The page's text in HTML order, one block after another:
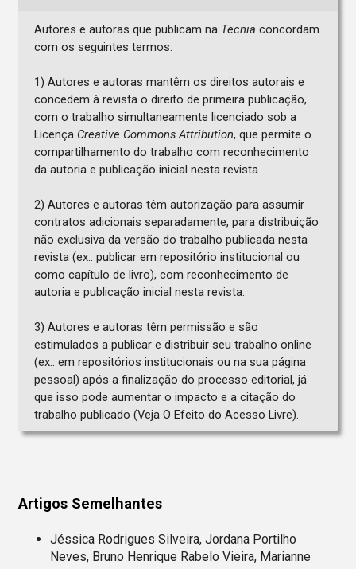
Autores e autoras que publicam na Tecnia concordam
com os seguintes termos:
1) Autores e autoras mantêm os direitos autorais e
concedem à revista o direito de primeira publicação,
com o trabalho simultaneamente licenciado sob a
Licença Creative Commons Attribution, que permite o
compartilhamento do trabalho com reconhecimento
da autoria e publicação inicial nesta revista.
2) Autores e autoras têm autorização para assumir
contratos adicionais separadamente, para distribuição
não exclusiva da versão do trabalho publicada nesta
revista (ex.: publicar em repositório institucional ou
como capítulo de livro), com reconhecimento de
autoria e publicação inicial nesta revista.
3) Autores e autoras têm permissão e são
estimulados a publicar e distribuir seu trabalho online
(ex.: em repositórios institucionais ou na sua página
pessoal) após a finalização do processo editorial, já
que isso pode aumentar o impacto e a citação do
trabalho publicado (Veja O Efeito do Acesso Livre).
Artigos Semelhantes
Jéssica Rodrigues Silveira, Jordana Portilho
Neves, Bruno Henrique Rabelo Vieira, Marianne